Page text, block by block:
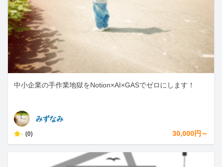
中小企業の手作業地獄をNotion×AI×GASでゼロにします！
みずなみ
- (0) 30,000円～